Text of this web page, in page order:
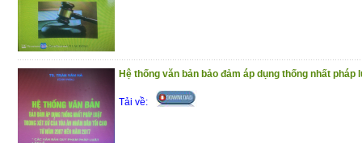
Hệ thống văn bản bảo đảm áp dụng thống nhất pháp
Tải về: